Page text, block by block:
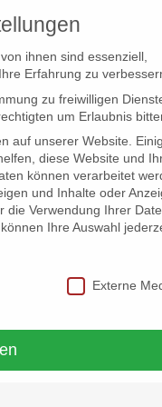
PANORAMA
ihnen sind essenziell,
Erfahrung zu
zu freiwilligen
um Erlaubnis
auf unserer Website.
diese Website und
können verarbeitet
und Inhalte oder
die Verwendung Ihrer
Ihre Auswahl
Externe